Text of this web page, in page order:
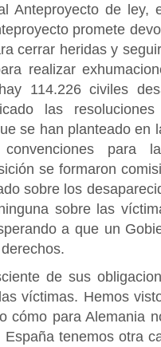
Anteproyecto de ley,
promete
cerrar heridas y
realizar
114.226 civiles
las
se han planteado en
para
se formaron
sobre los
sobre las
a que un
de sus
víctimas. Hemos
cómo para Alemania
tenemos otra